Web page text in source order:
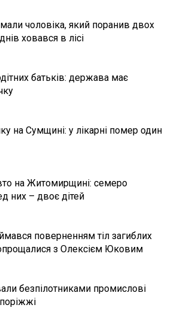
чоловіка, який поранив двох
ховався в лісі
батьків: держава має
на Сумщині: у лікарні помер один
на Житомирщині: семеро
них – двоє дітей
поверненням тіл загиблих
з Олексієм Юковим
безпілотниками промислові